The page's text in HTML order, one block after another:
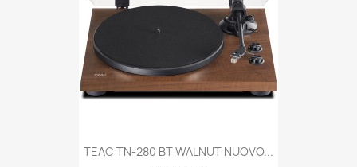
TEAC TN-280 BT WALNUT NUOVO...